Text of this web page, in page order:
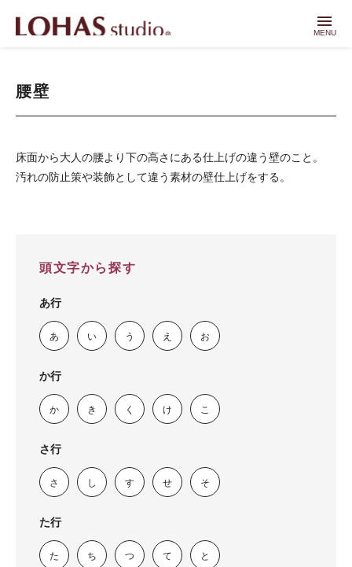
menu
MENU
腰壁
床面から大人の腰より下の高さにある仕上げの違う壁のこと。
汚れの防止策や装飾として違う素材の壁仕上げをする。
頭文字から探す
あ行
あ い う え お
か行
か き く け こ
さ行
さ し す せ そ
た行
た ち つ て と